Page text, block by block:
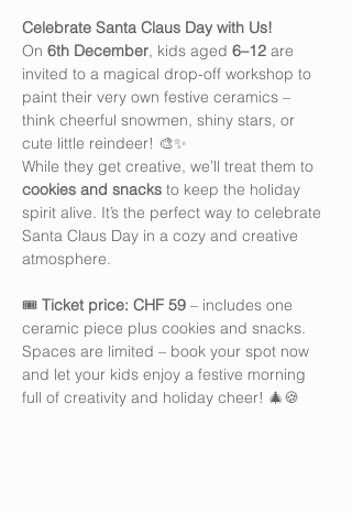
Celebrate Santa Claus Day with Us!
On 6th December, kids aged 6–12 are
invited to a magical drop-off workshop to
paint their very own festive ceramics –
think cheerful snowmen, shiny stars, or
cute little reindeer! 🎨✨
While they get creative, we’ll treat them to
cookies and snacks to keep the holiday
spirit alive. It’s the perfect way to celebrate
Santa Claus Day in a cozy and creative
atmosphere.
🎟 Ticket price: CHF 59 – includes one
ceramic piece plus cookies and snacks.
Spaces are limited – book your spot now
and let your kids enjoy a festive morning
full of creativity and holiday cheer! 🎄🍪